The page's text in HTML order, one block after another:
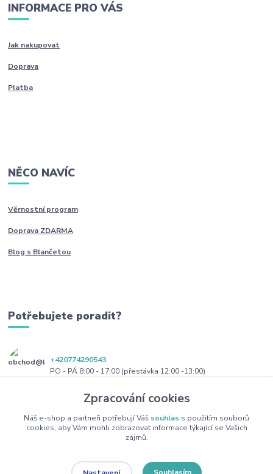
INFORMACE PRO VÁS
Jak nakupovat
Doprava
Platba
NĚCO NAVÍC
Věrnostní program
Doprava ZDARMA
Blog s Blančetou
Potřebujete poradit?
+420774290543
PO - PÁ 8:00 - 17:00 (přestávka 12:00 -13:00)
obchod@blanceta.czZpracování cookies
Náš e-shop a partneři potřebují Váš souhlas s použitím souborů
cookies, aby Vám mohli zobrazovat informace týkající se Vašich
zájmů.